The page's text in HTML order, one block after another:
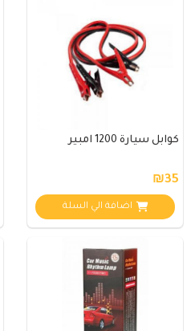
كوابل سيارة 1200 امبير
₪35
اضافة الي السلة